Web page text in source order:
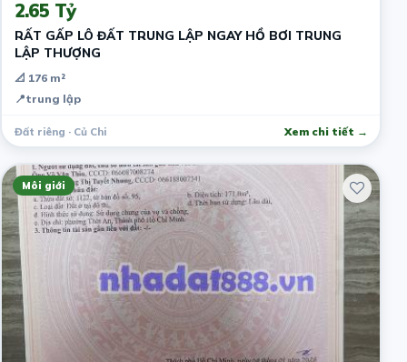
2.65 Tỷ
RẤT GẤP LÔ ĐẤT TRUNG LẬP NGAY HỒ BƠI TRUNG
LẬP THƯỢNG
📐 176 m²
📍trung lập
Đất riêng · Củ Chi Xem chi tiết →
Môi giới